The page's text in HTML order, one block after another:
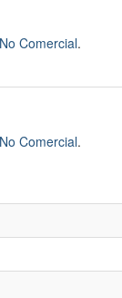
Comercial.
Comercial.